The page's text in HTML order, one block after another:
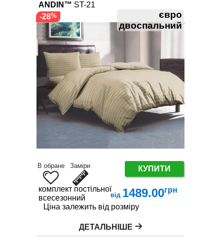
ANDIN™ ST-21
євро
двоспальний
В обране Заміри КУПИТИ
комплект постільної білизни
всесезонний
від 1489.00грн
-28
Ціна залежить від розміру
ДЕТАЛЬНІШЕ